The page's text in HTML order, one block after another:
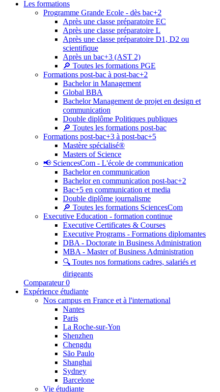
Les formations
Programme Grande Ecole - dès bac+2
Après une classe préparatoire EC
Après une classe préparatoire L
Après une classe préparatoire D1, D2 ou
scientifique
Après un bac+3 (AST 2)
🔎 Toutes les formations PGE
Formations post-bac à post-bac+2
Bachelor in Management
Global BBA
Bachelor Management de projet en design et
communication
Double diplôme Politiques publiques
🔎 Toutes les formations post-bac
Formations post-bac+3 à post-bac+5
Mastère spécialisé®
Masters of Science
📢 SciencesCom - L'école de communication
Bachelor en communication
Bachelor en communication post-bac+2
Bac+5 en communication et media
Double diplôme journalisme
🔎 Toutes les formations SciencesCom
Executive Education - formation continue
Executive Certificates & Courses
Executive Programs - Formations diplomantes
DBA - Doctorate in Business Administration
MBA - Master of Business Administration
🔍 Toutes nos formations cadres, salariés et
dirigeants
Comparateur 0
Expérience étudiante
Nos campus en France et à l'international
Nantes
Paris
La Roche-sur-Yon
Shenzhen
Chengdu
São Paulo
Shanghai
Sydney
Barcelone
Vie étudiante